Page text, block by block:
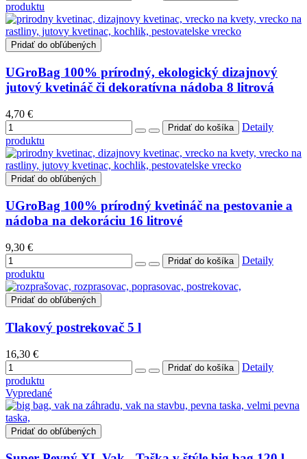
produktu
Pridať do obľúbených
UGroBag 100% prírodný, ekologický dizajnový
jutový kvetináč či dekoratívna nádoba 8 litrová
4,70 €
Detaily
produktu
Pridať do obľúbených
UGroBag 100% prírodný kvetináč na pestovanie a
nádoba na dekoráciu 16 litrové
9,30 €
Detaily
produktu
Pridať do obľúbených
Tlakový postrekovač 5 l
16,30 €
Detaily
produktu
Vypredané
Pridať do obľúbených